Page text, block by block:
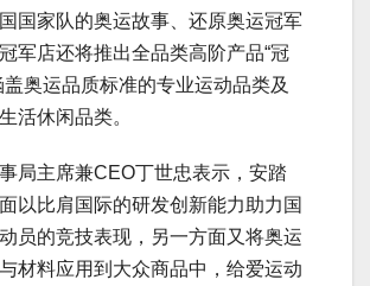
国家队的奥运故事、还原奥运冠军
军店还将推出全品类高阶产品“冠
盖奥运品质标准的专业运动品类及
活休闲品类。
局主席兼CEO丁世忠表示，安踏
以比肩国际的研发创新能力助力国
员的竞技表现，另一方面又将奥运
材料应用到大众商品中，给爱运动